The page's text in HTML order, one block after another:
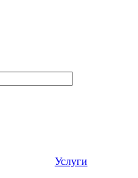
Услуги